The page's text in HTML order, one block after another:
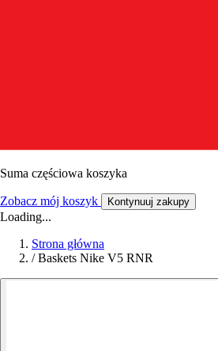
Suma częściowa koszyka
Zobacz mój koszyk Kontynuuj zakupy
Loading...
Strona główna
/ Baskets Nike V5 RNR